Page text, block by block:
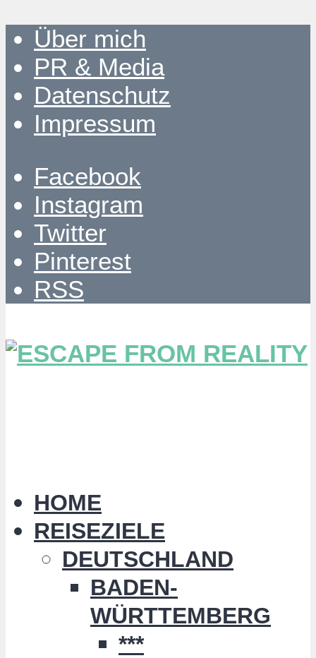
Über mich
PR & Media
Datenschutz
Impressum
Facebook
Instagram
Twitter
Pinterest
RSS
HOME
REISEZIELE
DEUTSCHLAND
BADEN-
WÜRTTEMBERG
***